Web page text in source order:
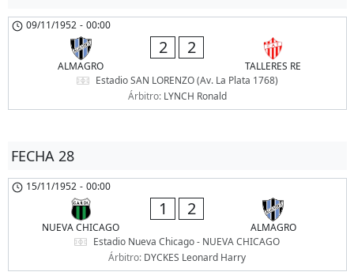
09/11/1952 - 00:00
ALMAGRO
2 2
TALLERES RE
Estadio SAN LORENZO (Av. La Plata 1768)
Árbitro: LYNCH Ronald
FECHA 28
15/11/1952 - 00:00
NUEVA CHICAGO
1 2
ALMAGRO
Estadio Nueva Chicago - NUEVA CHICAGO
Árbitro: DYCKES Leonard Harry